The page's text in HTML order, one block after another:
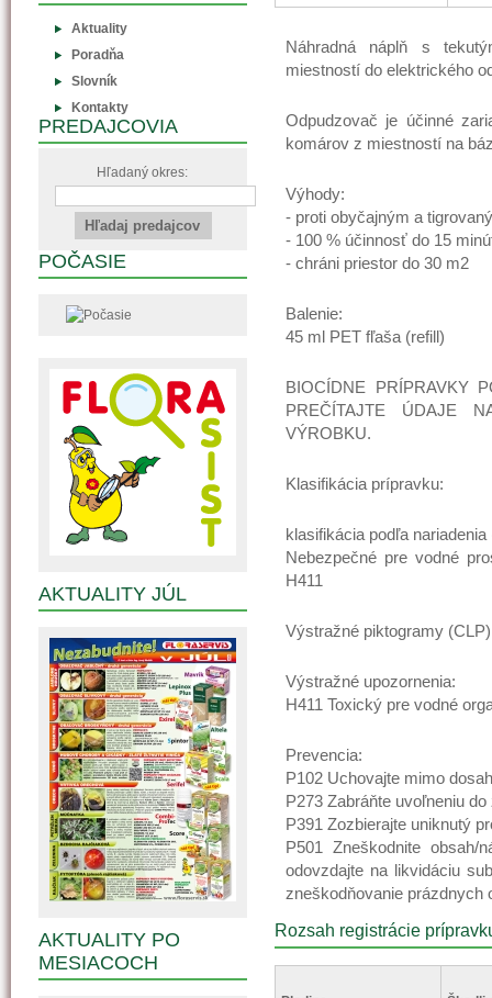
Náhradná náplň s
miestností do elektrického
Odpudzovač je účinné
komárov z miestností na
Výhody:
- proti obyčajným a
- 100 % účinnosť do 15
- chráni priestor do 30 m2
Balenie:
45 ml PET fľaša (refill)
BIOCÍDNE PRÍPRAVKY
PREČÍTAJTE ÚDAJE
VÝROBKU.
Klasifikácia prípravku:
klasifikácia podľa nariadenia
Nebezpečné pre vodné
H411
Výstražné piktogramy
Výstražné upozornenia:
H411 Toxický pre vodné
Prevencia:
P102 Uchovajte mimo
P273 Zabráňte uvoľneniu
P391 Zozbierajte uniknutý
P501 Zneškodnite obsah/
odovzdajte na likvidáciu
zneškodňovanie prázdnych
Rozsah registrácie
Aktuality
Poradňa
Slovník
Kontakty
PREDAJCOVIA
Hľadaný okres:
POČASIE
AKTUALITY JÚL
AKTUALITY PO
MESIACOCH